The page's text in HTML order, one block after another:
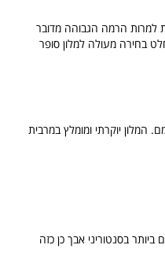
למרות הרמה הגבוהה מדובר
בחירה מעולה למלון סופר
המלון יוקרתי ומומלץ במרבית
בסנטוריני אבך כן כזה